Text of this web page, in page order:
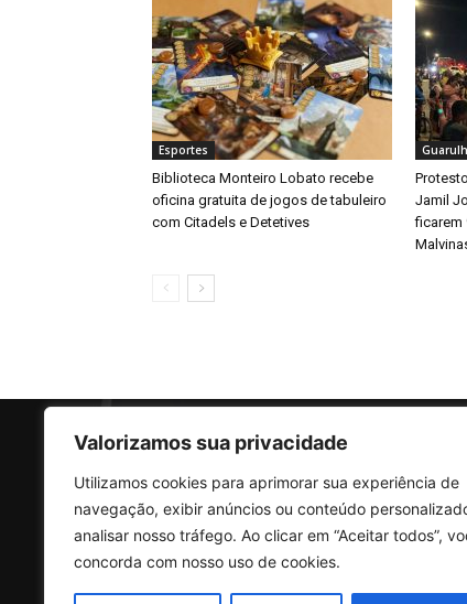
Valorizamos sua privacidade
Utilizamos cookies para aprimorar sua experiência de
navegação, exibir anúncios ou conteúdo
analisar nosso tráfego. Ao clicar em “Aceitar todos”,
concorda com nosso uso de cookies.
Esportes
Biblioteca Monteiro Lobato recebe
oficina gratuita de jogos de tabuleiro
com Citadels e Detetives
Jamil
ficarem